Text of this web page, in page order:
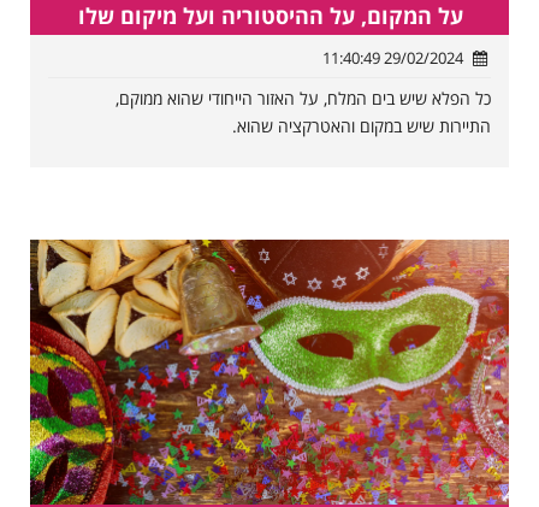
על המקום, על ההיסטוריה ועל מיקום שלו
29/02/2024 11:40:49
כל הפלא שיש בים המלח, על האזור הייחודי שהוא ממוקם,
התיירות שיש במקום והאטרקציה שהוא.